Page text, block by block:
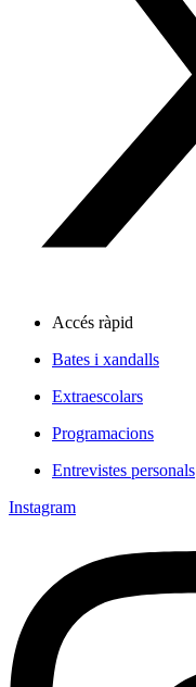
Accés ràpid
Bates i xandalls
Extraescolars
Programacions
Entrevistes personals
Instagram